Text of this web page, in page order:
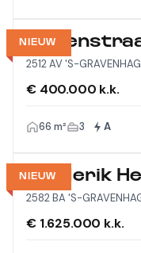
NIEUW
2512 AV 'S-
€ 400.000 k.k.
66 m² 3 A
NIEUW
Frederik
2582 BA 'S-
€ 1.625.000 k.k.